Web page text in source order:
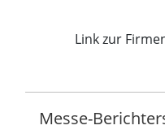
Link zur
Messe-